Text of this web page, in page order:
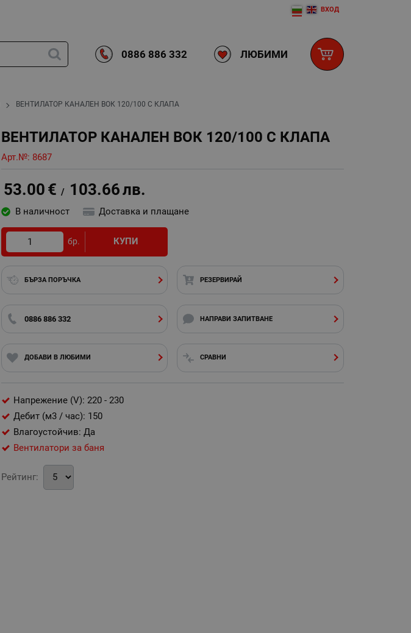
ВХОД
0886 886 332 ЛЮБИМИ
ВЕНТИЛАТОР КАНАЛЕН ВОК 120/100 С КЛАПА
ВЕНТИЛАТОР КАНАЛЕН ВОК 120/100 С КЛАПА
Арт.№: 8687
53.00 € / 103.66лв.
В наличност Доставка и плащане
бр. КУПИ
БЪРЗА ПОРЪЧКА РЕЗЕРВИРАЙ
0886 886 332 НАПРАВИ ЗАПИТВАНЕ
ДОБАВИ В ЛЮБИМИ СРАВНИ
Напрежение (V): 220 - 230
Дебит (м3 / час): 150
Влагоустойчив: Да
Вентилатори за баня
Рейтинг: